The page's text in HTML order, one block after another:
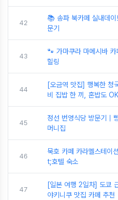
42
📚 송파 북카페 실내데
문기
43
🐾 가마쿠라 마메시바 카
힐링
44
[오금역 맛집] 행복한 청
비 집밥 한 끼, 혼밥도
45
정선 번영식당 방문기｜
머니집
46
묵호 카페 카라멜스테이
t;호텔 숙소
47
[일본 여행 2일차] 도쿄
야키니쿠 맛집 카페 추천